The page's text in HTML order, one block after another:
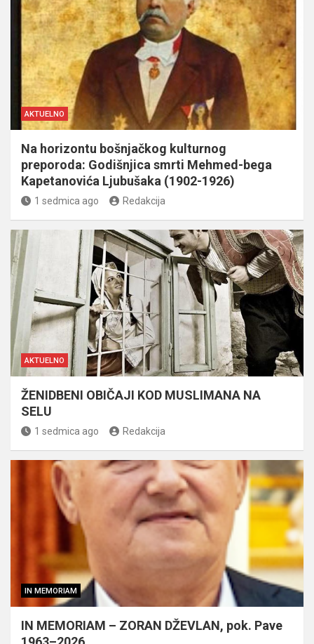
AKTUELNO
Na horizontu bošnjačkog kulturnog
preporoda: Godišnjica smrti Mehmed-bega
Kapetanovića Ljubušaka (1902-1926)
1 sedmica ago Redakcija
AKTUELNO
ŽENIDBENI OBIČAJI KOD MUSLIMANA NA
SELU
1 sedmica ago Redakcija
IN MEMORIAM
IN MEMORIAM – ZORAN DŽEVLAN, pok. Pave